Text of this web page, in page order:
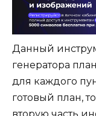
Данный
генератора
для каждого
готовый план,